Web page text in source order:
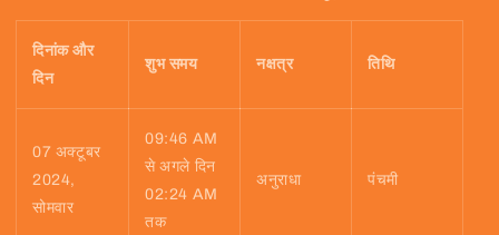
दिनांक और
दिन
शुभ समय नक्षत्र तिथि
07 अक्टूबर
2024,
सोमवार
09:46 AM
से अगले दिन
02:24 AM
तक
अनुराधा पंचमी